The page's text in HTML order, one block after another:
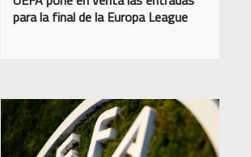
para la final de la Europa League